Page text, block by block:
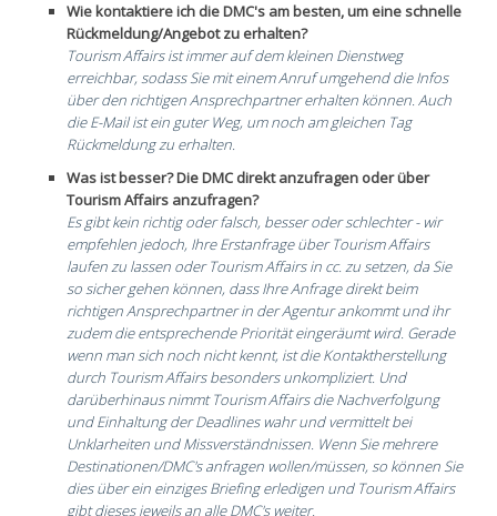
Wie kontaktiere ich die DMC's am besten, um eine schnelle
Rückmeldung/Angebot zu erhalten?
Tourism Affairs ist immer auf dem kleinen Dienstweg
erreichbar, sodass Sie mit einem Anruf umgehend die Infos
über den richtigen Ansprechpartner erhalten können. Auch
die E-Mail ist ein guter Weg, um noch am gleichen Tag
Rückmeldung zu erhalten.
Was ist besser? Die DMC direkt anzufragen oder über
Tourism Affairs anzufragen?
Es gibt kein richtig oder falsch, besser oder schlechter - wir
empfehlen jedoch, Ihre Erstanfrage über Tourism Affairs
laufen zu lassen oder Tourism Affairs in cc. zu setzen, da Sie
so sicher gehen können, dass Ihre Anfrage direkt beim
richtigen Ansprechpartner in der Agentur ankommt und ihr
zudem die entsprechende Priorität eingeräumt wird. Gerade
wenn man sich noch nicht kennt, ist die Kontaktherstellung
durch Tourism Affairs besonders unkompliziert. Und
darüberhinaus nimmt Tourism Affairs die Nachverfolgung
und Einhaltung der Deadlines wahr und vermittelt bei
Unklarheiten und Missverständnissen. Wenn Sie mehrere
Destinationen/DMC's anfragen wollen/müssen, so können Sie
dies über ein einziges Briefing erledigen und Tourism Affairs
gibt dieses jeweils an alle DMC's weiter.